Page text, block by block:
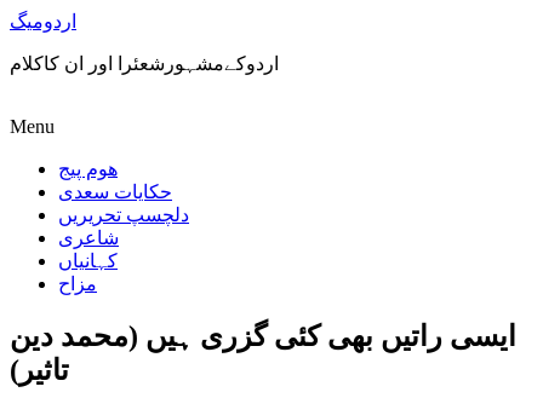
اردومیگ
اردوکےمشہورشعئرا اور ان کاکلام
Menu
ھوم پیج
حکایات سعدی
دلچسپ تحریریں
شاعری
کہانیاں
مزاح
ایسی راتیں بھی کئی گزری ہیں (محمد دین
تاثیر)